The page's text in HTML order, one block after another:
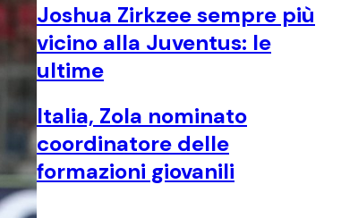
Joshua Zirkzee sempre più
vicino alla Juventus: le
ultime
Italia, Zola nominato
coordinatore delle
formazioni giovanili